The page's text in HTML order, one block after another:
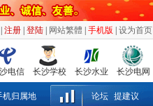
注册 登陆 网站繁體 手机版 设为首页
电信 长沙学校 长沙水业 长沙电网
机归属地
论坛 提建议